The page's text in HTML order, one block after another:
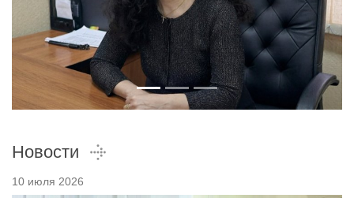
Новости
10 июля 2026